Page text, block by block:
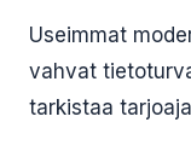
Useimmat
vahvat
tarkistaa